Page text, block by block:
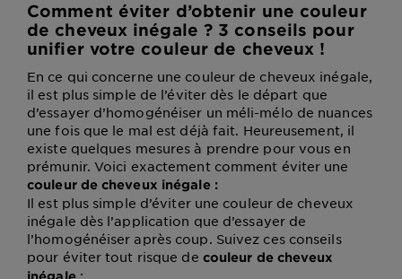
Explorer
Au coeur
de
l'ingrédient
Garnier x
Gisele
Bündchen
Notre
magazine
Comment éviter d’obtenir une couleur
de cheveux inégale ? 3 conseils pour
unifier votre couleur de cheveux !
En ce qui concerne une couleur de cheveux inégale,
il est plus simple de l’éviter dès le départ que
d’essayer d’homogénéiser un méli-mélo de nuances
une fois que le mal est déjà fait. Heureusement, il
existe quelques mesures à prendre pour vous en
prémunir. Voici exactement comment éviter une
couleur de cheveux inégale :
Il est plus simple d’éviter une couleur de cheveux
inégale dès l’application que d’essayer de
l’homogénéiser après coup. Suivez ces conseils
pour éviter tout risque de couleur de cheveux
inégale: